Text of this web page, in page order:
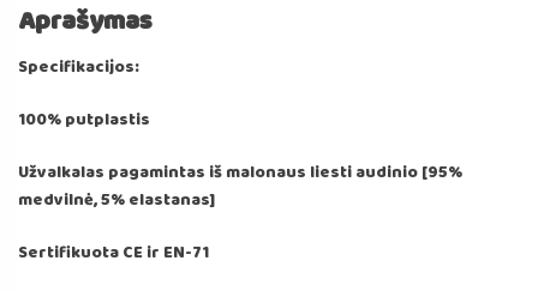
Aprašymas
Specifikacijos:
100% putplastis
Užvalkalas pagamintas iš malonaus liesti audinio [95%
medvilnė, 5% elastanas]
Sertifikuota CE ir EN-71